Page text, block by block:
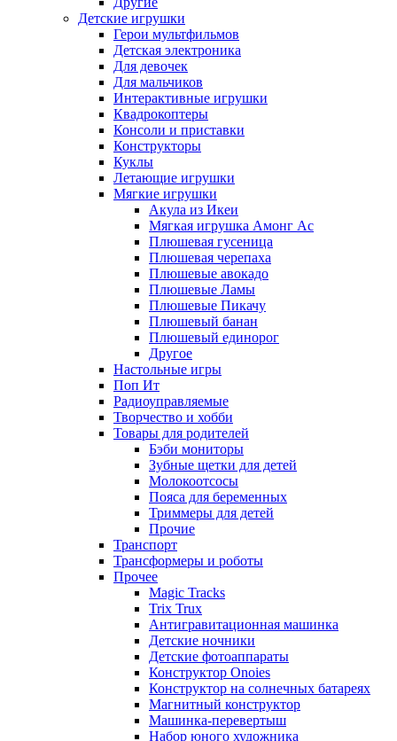
Детские игрушки
Герои мультфильмов
Детская электроника
Для девочек
Для мальчиков
Интерактивные игрушки
Квадрокоптеры
Консоли и приставки
Конструкторы
Куклы
Летающие игрушки
Мягкие игрушки
Акула из Икеи
Мягкая игрушка Амонг Ас
Плюшевая гусеница
Плюшевая черепаха
Плюшевые авокадо
Плюшевые Ламы
Плюшевые Пикачу
Плюшевый банан
Плюшевый единорог
Другое
Настольные игры
Поп Ит
Радиоуправляемые
Творчество и хобби
Товары для родителей
Бэби мониторы
Зубные щетки для детей
Молокоотсосы
Пояса для беременных
Триммеры для детей
Прочие
Транспорт
Трансформеры и роботы
Прочее
Magic Tracks
Trix Trux
Антигравитационная машинка
Детские ночники
Детские фотоаппараты
Конструктор Onoies
Конструктор на солнечных батареях
Магнитный конструктор
Машинка-перевертыш
Набор юного художника